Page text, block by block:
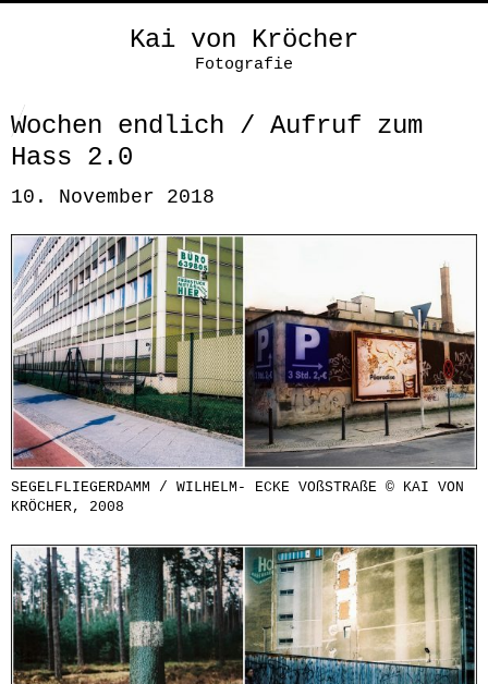
Kai von Kröcher
Fotografie
Wochen endlich / Aufruf zum
Hass 2.0
10. November 2018
SEGELFLIEGERDAMM / WILHELM- ECKE VOßSTRAßE © KAI VON
KRÖCHER, 2008